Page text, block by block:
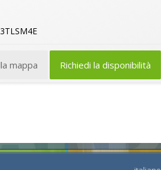
Richiedi la disponibilità
mappa